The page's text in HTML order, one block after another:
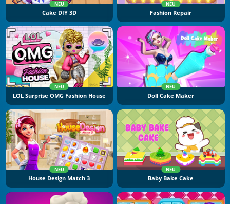
NEU
Cake DIY 3D
NEU
Fashion Repair
NEU
LOL Surprise OMG Fashion House
NEU
Doll Cake Maker
NEU
House Design Match 3
NEU
Baby Bake Cake